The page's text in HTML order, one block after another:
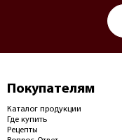
Покупателям
Каталог продукции
Где купить
Рецепты